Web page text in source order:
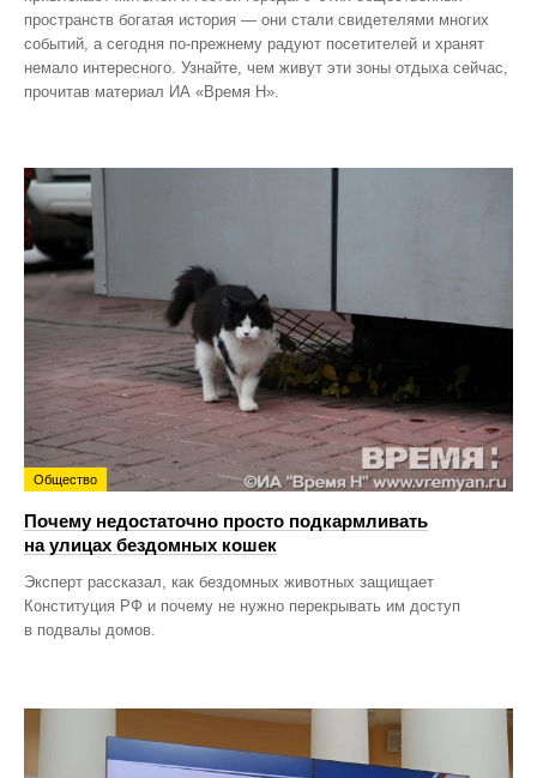
пространств богатая история — они стали свидетелями многих
событий, а сегодня по‑прежнему радуют посетителей и хранят
немало интересного. Узнайте, чем живут эти зоны отдыха сейчас,
прочитав материал ИА «Время Н».
Общество
Почему недостаточно просто подкармливать
на улицах бездомных кошек
Эксперт рассказал, как бездомных животных защищает
Конституция РФ и почему не нужно перекрывать им доступ
в подвалы домов.